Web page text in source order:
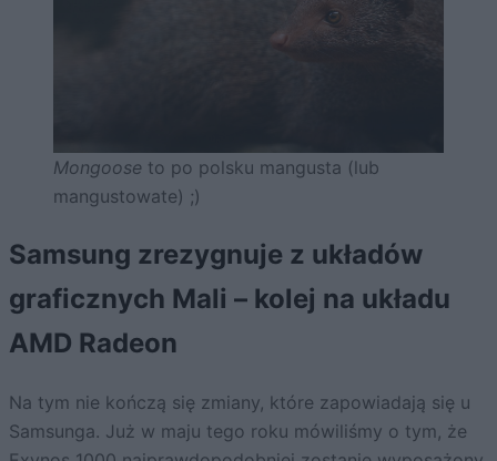
Mongoose to po polsku mangusta (lub
mangustowate) ;)
Samsung zrezygnuje z układów
graficznych Mali – kolej na układu
AMD Radeon
Na tym nie kończą się zmiany, które zapowiadają się u
Samsunga. Już w maju tego roku mówiliśmy o tym, że